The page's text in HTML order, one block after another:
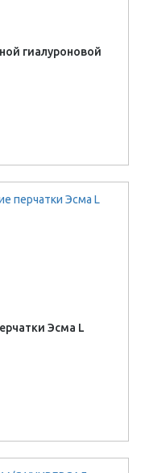
гиалуроновой
Эсма L